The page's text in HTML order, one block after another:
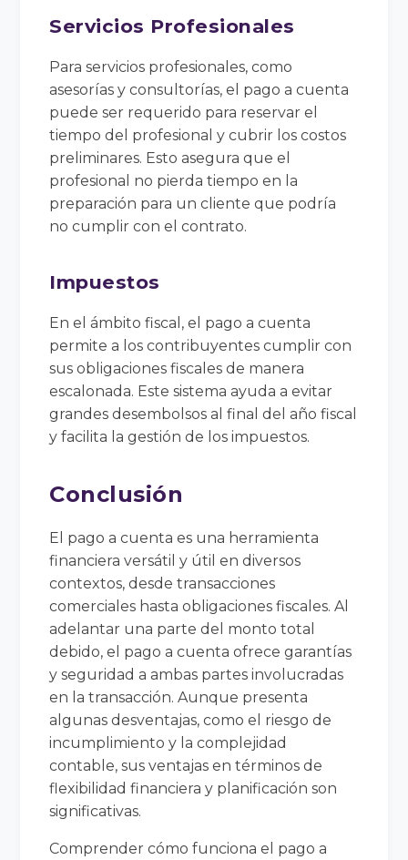
Servicios Profesionales
Para servicios profesionales, como
asesorías y consultorías, el pago a cuenta
puede ser requerido para reservar el
tiempo del profesional y cubrir los costos
preliminares. Esto asegura que el
profesional no pierda tiempo en la
preparación para un cliente que podría
no cumplir con el contrato.
Impuestos
En el ámbito fiscal, el pago a cuenta
permite a los contribuyentes cumplir con
sus obligaciones fiscales de manera
escalonada. Este sistema ayuda a evitar
grandes desembolsos al final del año fiscal
y facilita la gestión de los impuestos.
Conclusión
El pago a cuenta es una herramienta
financiera versátil y útil en diversos
contextos, desde transacciones
comerciales hasta obligaciones fiscales. Al
adelantar una parte del monto total
debido, el pago a cuenta ofrece garantías
y seguridad a ambas partes involucradas
en la transacción. Aunque presenta
algunas desventajas, como el riesgo de
incumplimiento y la complejidad
contable, sus ventajas en términos de
flexibilidad financiera y planificación son
significativas.
Comprender cómo funciona el pago a